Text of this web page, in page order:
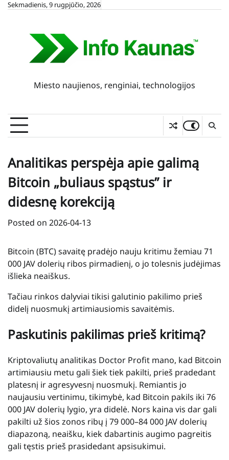
SkipSekmadienis, 9 rugpjūčio, 2026
Miesto naujienos, renginiai, technologijos
Analitikas perspėja apie galimą
Bitcoin „buliaus spąstus” ir
didesnę korekciją
Posted on 2026-04-13
Bitcoin (BTC) savaitę pradėjo nauju kritimu žemiau 71
000 JAV dolerių ribos pirmadienį, o jo tolesnis judėjimas
išlieka neaiškus.
Tačiau rinkos dalyviai tikisi galutinio pakilimo prieš
didelį nuosmukį artimiausiomis savaitėmis.
Paskutinis pakilimas prieš kritimą?
Kriptovaliutų analitikas Doctor Profit mano, kad Bitcoin
artimiausiu metu gali šiek tiek pakilti, prieš pradedant
platesnį ir agresyvesnį nuosmukį. Remiantis jo
naujausiu vertinimu, tikimybė, kad Bitcoin pakils iki 76
000 JAV dolerių lygio, yra didelė. Nors kaina vis dar gali
pakilti už šios zonos ribų į 79 000–84 000 JAV dolerių
diapazoną, neaišku, kiek dabartinis augimo pagreitis
gali tęstis prieš prasidedant apsisukimui.